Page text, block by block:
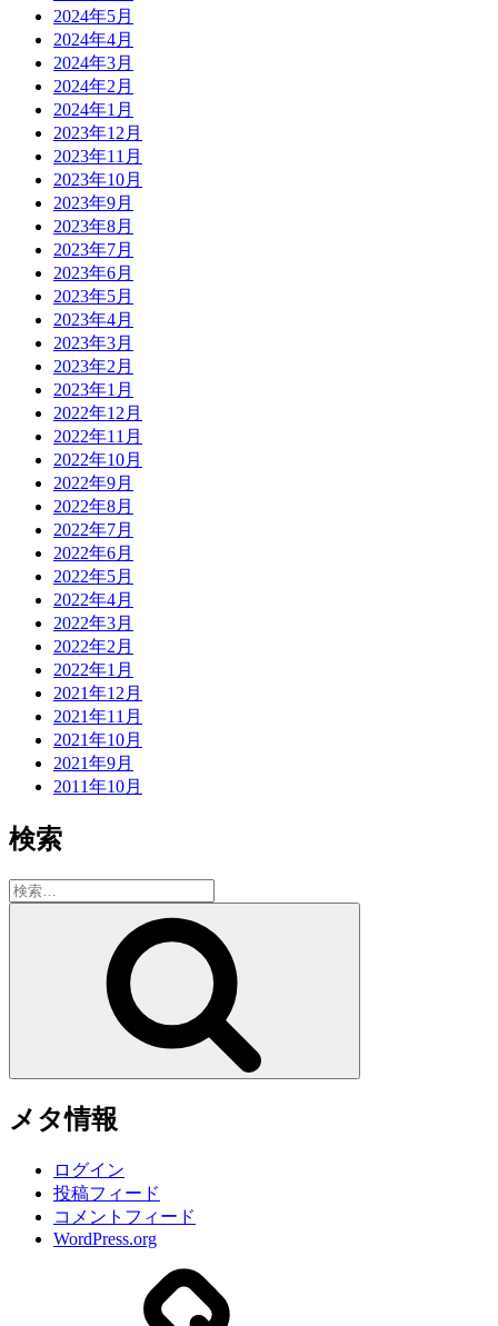
2024年5月
2024年4月
2024年3月
2024年2月
2024年1月
2023年12月
2023年11月
2023年10月
2023年9月
2023年8月
2023年7月
2023年6月
2023年5月
2023年4月
2023年3月
2023年2月
2023年1月
2022年12月
2022年11月
2022年10月
2022年9月
2022年8月
2022年7月
2022年6月
2022年5月
2022年4月
2022年3月
2022年2月
2022年1月
2021年12月
2021年11月
2021年10月
2021年9月
2011年10月
検索
検
索:
メタ情報
ログイン
投稿フィード
コメントフィード
WordPress.org